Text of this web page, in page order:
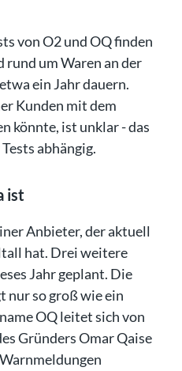
von O2 und OQ finden
rund um Waren an der
ein Jahr dauern.
Kunden mit dem
könnte, ist unklar - das
abhängig.
ist
Anbieter, der aktuell
hat. Drei weitere
Jahr geplant. Die
nur so groß wie ein
OQ leitet sich von
Gründers Omar Qaise